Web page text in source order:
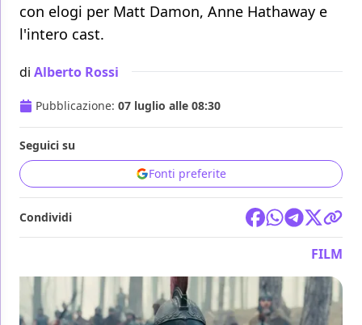
con elogi per Matt Damon, Anne Hathaway e
l'intero cast.
di Alberto Rossi
Pubblicazione: 07 luglio alle 08:30
Seguici su
Fonti preferite
Condividi
FILM